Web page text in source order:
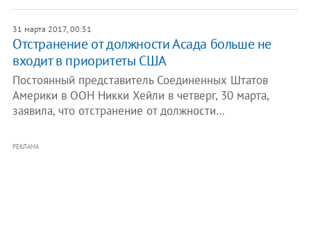
31 марта 2017, 00:51
Отстранение от должности Асада больше не
входит в приоритеты США
Постоянный представитель Соединенных Штатов
Америки в ООН Никки Хейли в четверг, 30 марта,
заявила, что отстранение от должности…
РЕКЛАМА